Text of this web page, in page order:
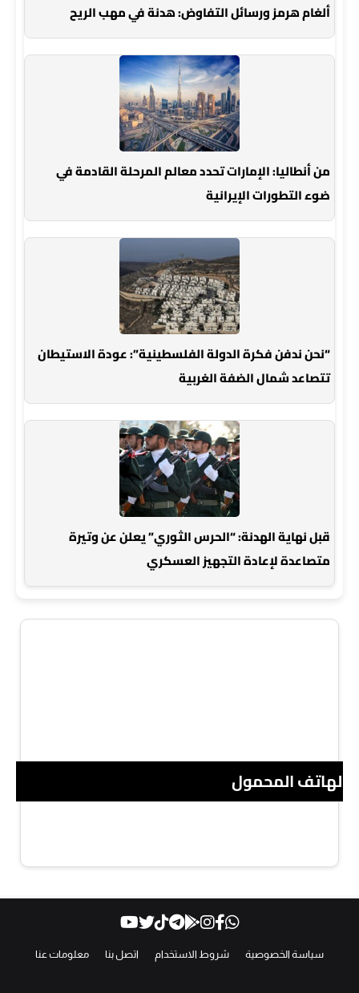
ألغام هرمز ورسائل التفاوض: هدنة في مهب الريح
من أنطاليا: الإمارات تحدد معالم المرحلة القادمة في
ضوء التطورات الإيرانية
“نحن ندفن فكرة الدولة الفلسطينية”: عودة الاستيطان
تتصاعد شمال الضفة الغربية
قبل نهاية الهدنة: “الحرس الثوري” يعلن عن وتيرة
متصاعدة لإعادة التجهيز العسكري
الهاتف المحمول
سياسة الخصوصية شروط الاستخدام اتصل بنا معلومات عنا